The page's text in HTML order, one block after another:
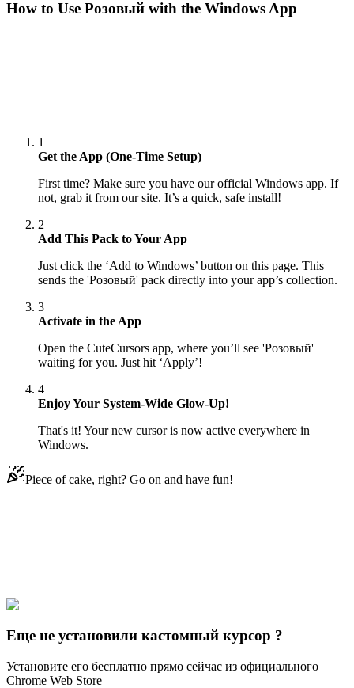
How to Use Розовый with the Windows App
1
Get the App (One-Time Setup)
First time? Make sure you have our official Windows app. If
not, grab it from our site. It’s a quick, safe install!
2
Add This Pack to Your App
Just click the ‘Add to Windows’ button on this page. This
sends the 'Розовый' pack directly into your app’s collection.
3
Activate in the App
Open the CuteCursors app, where you’ll see 'Розовый'
waiting for you. Just hit ‘Apply’!
4
Enjoy Your System-Wide Glow-Up!
That's it! Your new cursor is now active everywhere in
Windows.
Piece of cake, right? Go on and have fun!
Explore All Collections
Еще не установили кастомный курсор ?
Установите его бесплатно прямо сейчас из официального
Chrome Web Store